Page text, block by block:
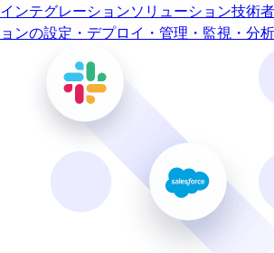
インテグレーションソリューション技術
ョンの設定・デプロイ・管理・監視・分析